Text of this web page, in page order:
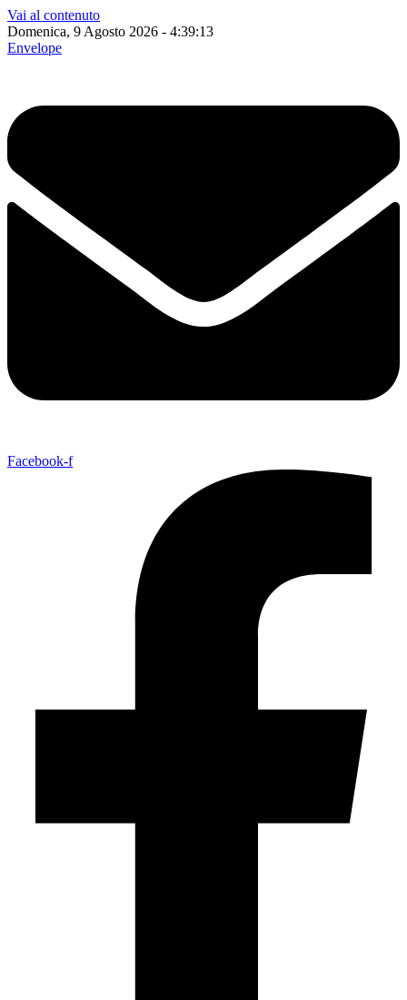
Vai al contenuto
Domenica, 9 Agosto 2026 - 4:39:14
Envelope
Facebook-f